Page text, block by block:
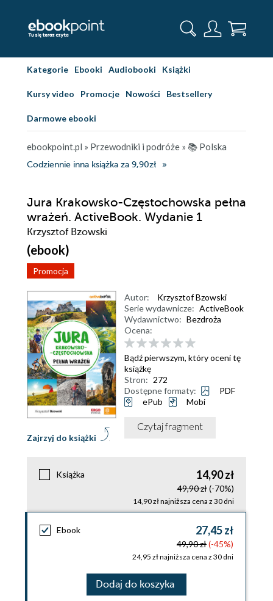
Kategorie Ebooki Audiobooki Książki
Kursy video Promocje Nowości Bestsellery
Darmowe ebooki
ebookpoint.pl » Przewodniki i podróże » 📚 Polska
Codziennie inna książka za 9,90zł
Jura Krakowsko-Częstochowska pełna
wrażeń. ActiveBook. Wydanie 1
Krzysztof Bzowski
(ebook)
Promocja
Zajrzyj do książki
Autor:
Krzysztof Bzowski
Serie wydawnicze: ActiveBook
Wydawnictwo: Bezdroża
Ocena:
Bądź pierwszym, który oceni tę
książkę
Stron: 272
Dostępne formaty:
PDF
ePub
Mobi
Czytaj fragment
Książka 14,90 zł
49,90 zł(-70%)
14,90 zł najniższa cena z 30 dni
Ebook 27,45 zł
49,90 zł(-45%)
24,95 zł najniższa cena z 30 dni
Dodaj do koszyka